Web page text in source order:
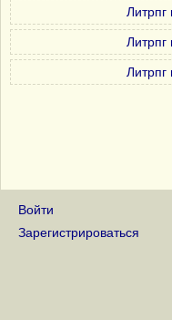
Литрпг
Литрпг
Литрпг
Войти
Зарегистрироваться